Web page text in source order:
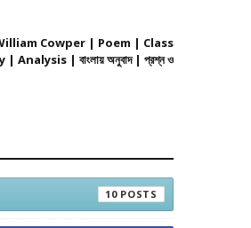
Cowper | Poem | Class
Analysis | বাংলায় অনুবাদ | প্রশ্ন ও
10